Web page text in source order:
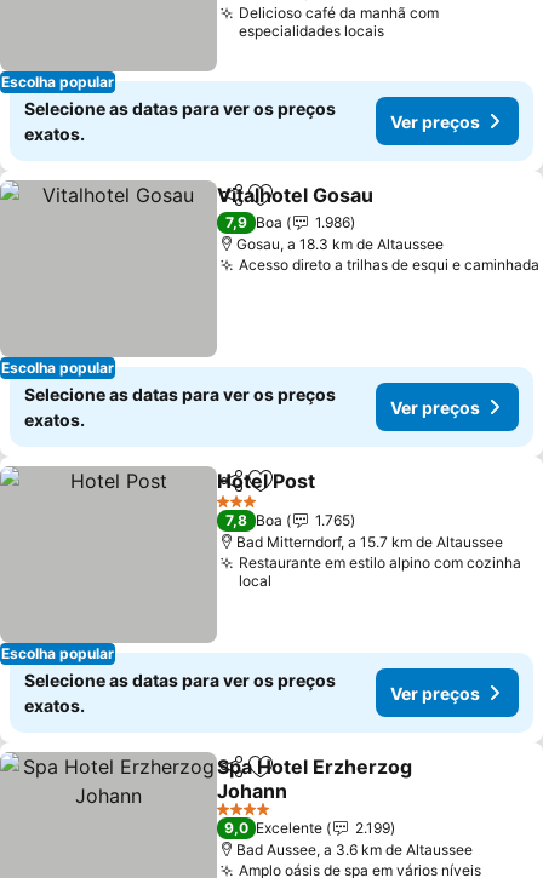
Escolha popular
Delicioso café da manhã com
especialidades locais
Selecione as datas para ver os preços
exatos.
Ver preços
Escolha popular
PartilharAdicionar aos favoritos
Vitalhotel Gosau
7,9 Boa
1.986
Gosau, a 18.3 km de Altaussee
Acesso direto a trilhas de esqui e caminhada
Selecione as datas para ver os preços
exatos.
Ver preços
Escolha popular
PartilharAdicionar aos favoritos
Hotel Post
3 Estrelas
7,8 Boa
1.765
Bad Mitterndorf, a 15.7 km de Altaussee
Restaurante em estilo alpino com cozinha
local
Selecione as datas para ver os preços
exatos.
Ver preços
PartilharAdicionar aos favoritos
Spa Hotel Erzherzog
Johann
Ver preços
4 Estrelas
9,0 Excelente
2.199
Bad Aussee, a 3.6 km de Altaussee
Amplo oásis de spa em vários níveis